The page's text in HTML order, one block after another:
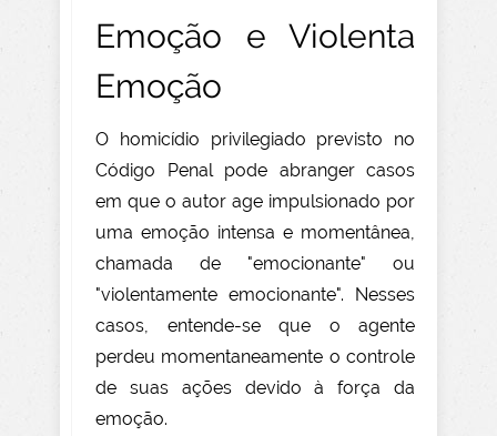
Emoção e Violenta
Emoção
O homicídio privilegiado previsto no
Código Penal pode abranger casos
em que o autor age impulsionado por
uma emoção intensa e momentânea,
chamada de "emocionante" ou
"violentamente emocionante". Nesses
casos, entende-se que o agente
perdeu momentaneamente o controle
de suas ações devido à força da
emoção.